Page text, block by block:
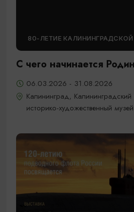
80-ЛЕТИЕ
С чего начинается
06.03.2026 - 31.08.2026
Калининград,
историко-художественный музей